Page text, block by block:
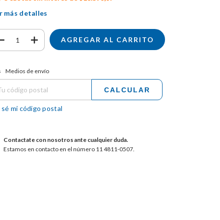
más detalles
para el CP:
Medios de envío
CALCULAR
sé mi código postal
Contactate con nosotros ante cualquier duda.
Estamos en contacto en el número 11 4811-0507.